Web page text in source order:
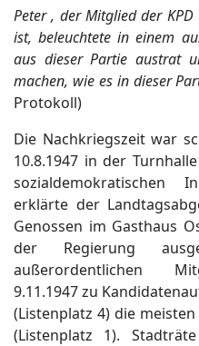
Peter , der Mitglied der
ist, beleuchtete in einem
aus dieser Partie austrat
machen, wie es in dieser
Protokoll)
Die Nachkriegszeit war
10.8.1947 in der
sozialdemokratischen
erklärte der
Genossen im Gasthaus
der Regierung
außerordentlichen
9.11.1947 zu
(Listenplatz 4) die
(Listenplatz 1).